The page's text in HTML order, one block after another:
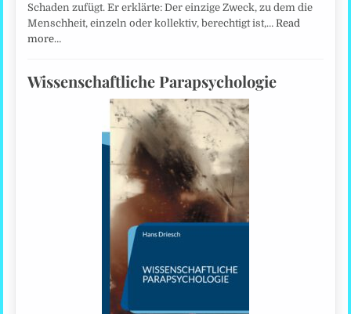
Schaden zufügt. Er erklärte: Der einzige Zweck, zu dem die
Menschheit, einzeln oder kollektiv, berechtigt ist,…Read
more…
Wissenschaftliche Parapsychologie